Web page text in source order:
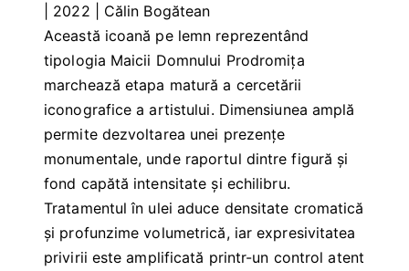
| 2022 | Călin Bogătean
Această icoană pe lemn reprezentând
tipologia Maicii Domnului Prodromița
marchează etapa matură a cercetării
iconografice a artistului. Dimensiunea amplă
permite dezvoltarea unei prezențe
monumentale, unde raportul dintre figură și
fond capătă intensitate și echilibru.
Tratamentul în ulei aduce densitate cromatică
și profunzime volumetrică, iar expresivitatea
privirii este amplificată printr-un control atent